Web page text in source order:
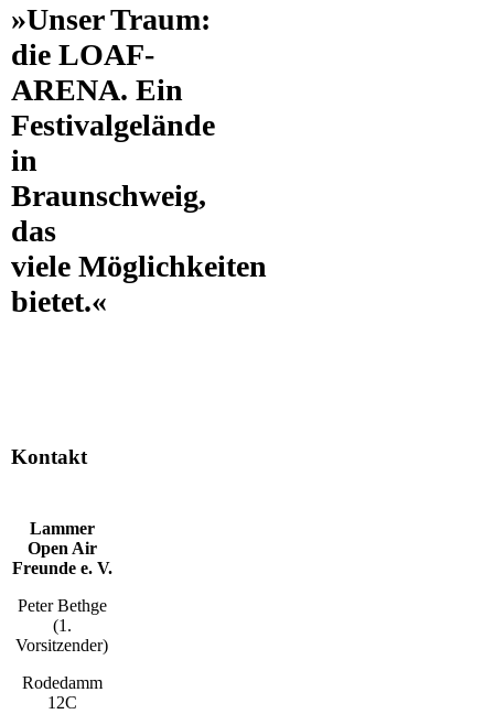
»Unser Traum:
die LOAF-
ARENA. Ein
Festivalgelände
in
Braunschweig,
das
viele Möglichkeiten
bietet.«
Kontakt
Lammer
Open Air
Freunde e. V.
Peter Bethge
(1.
Vorsitzender)
Rodedamm
12C